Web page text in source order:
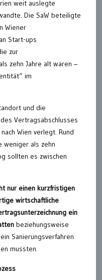
weit auslegte
Die SaW beteiligte
Wiener
Start-ups
zur
zehn Jahre alt waren –
im
und die
Vertragsabschlusses
Wien verlegt. Rund
weniger als zehn
sollten es zwischen
nur einen kurzfristigen
wirtschaftliche
ein
beziehungsweise
Sanierungsverfahren
mussten.